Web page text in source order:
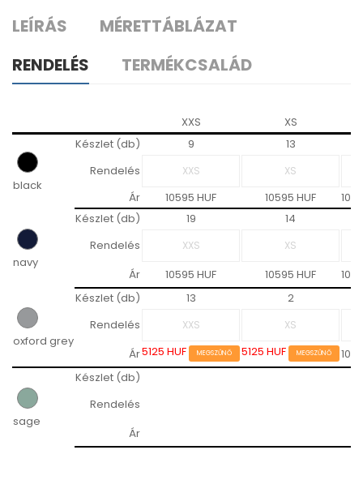
LEÍRÁS
MÉRETTÁBLÁZAT
RENDELÉS
TERMÉKCSALÁD
XXS XS
black
Készlet (db) 9 13
Rendelés
Ár
10595 HUF 10595 HUF
navy
Készlet (db) 19 14
Rendelés
Ár
10595 HUF 10595 HUF
oxford grey
Készlet (db) 13
2
Rendelés
Ár5125 HUF MEGSZŰNŐ 5125 HUF MEGSZŰNŐ
sage
Készlet (db)
Rendelés
Ár